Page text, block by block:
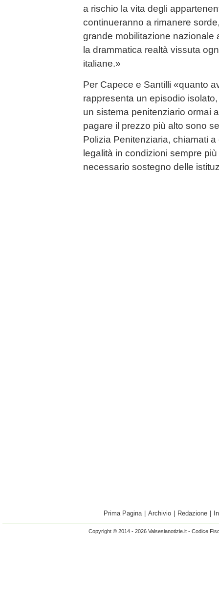
a rischio la vita degli
continueranno a rimanere
grande mobilitazione nazionale
la drammatica realtà vissuta
italiane.»
Per Capece e Santilli «quanto
rappresenta un episodio
un sistema penitenziario ormai
pagare il prezzo più alto sono
Polizia Penitenziaria, chiamati
legalità in condizioni sempre
necessario sostegno delle
Prima Pagina Archivio Redazione
Copyright © 2014 - 2026 Valsesianotizie.it - Codice